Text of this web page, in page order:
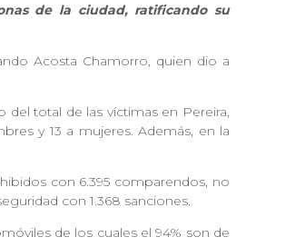
de la ciudad, ratificando su
Acosta Chamorro, quien dio a
del total de las víctimas en Pereira,
y 13 a mujeres. Además, en la
con 6.395 comparendos, no
con 1.368 sanciones.
de los cuales el 94% son de